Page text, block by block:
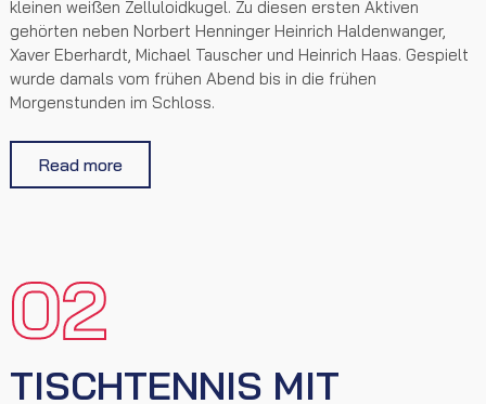
kleinen weißen Zelluloidkugel. Zu diesen ersten Aktiven
gehörten neben Norbert Henninger Heinrich Haldenwanger,
Xaver Eberhardt, Michael Tauscher und Heinrich Haas. Gespielt
wurde damals vom frühen Abend bis in die frühen
Morgenstunden im Schloss.
Read more
02
TISCHTENNIS MIT